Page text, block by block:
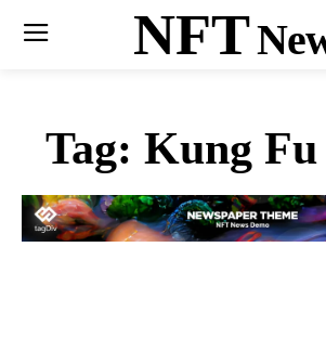
NFT
Tag: Kung Fu